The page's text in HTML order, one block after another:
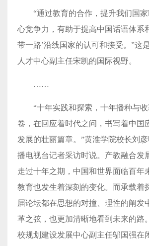
“通过教育的合作，提升我们国
心竞争力，有助于提高中国话语体系
带一路’沿线国家的认可和接受。”这
人才中心副主任宋凯的国际视野。
……
“十年实践和探索，十年播种与
卷，在回应着时代之问，书写着中国
发展的壮丽篇章。”黄淮学院校长刘
播电视台记者采访时说。产教融合发
走过十年之期，中国和世界面临百年
教育也发生着深刻的变化。而承载着
届论坛都在思想的对撞、理性的阐发
革之弦，也更加清晰地看到未来的路
校规划建设发展中心副主任邬国强在